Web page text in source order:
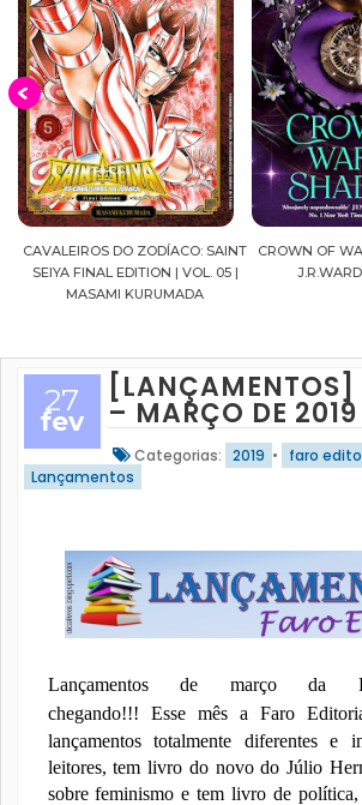
DO ZODÍACO: SAINT
EDITION | VOL. 05 |
KURUMADA
CROWN OF WAR AND
J.R.WARD #RESENHA
27
fev
[LANÇAMENTOS]
– MARÇO DE 2019
Categorias: 2019 • faro
Lançamentos
Lançamentos de março da
chegando!!! Esse mês a Faro
lançamentos totalmente diferentes e
leitores, tem livro do novo do Júlio
sobre feminismo e tem livro de política,